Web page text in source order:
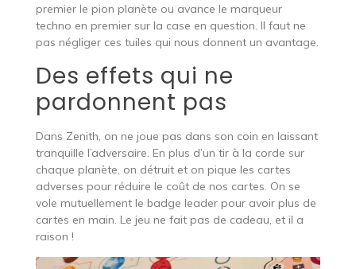
premier le pion planète ou avance le marqueur
techno en premier sur la case en question. Il faut ne
pas négliger ces tuiles qui nous donnent un avantage.
Des effets qui ne
pardonnent pas
Dans Zenith, on ne joue pas dans son coin en laissant
tranquille l’adversaire. En plus d’un tir à la corde sur
chaque planète, on détruit et on pique les cartes
adverses pour réduire le coût de nos cartes. On se
vole mutuellement le badge leader pour avoir plus de
cartes en main. Le jeu ne fait pas de cadeau, et il a
raison !